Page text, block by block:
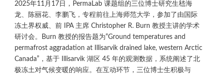
2025年11月17日，PermaLab 课题组的三位博士研究生嵇海
龙、陈丽花、李鹏飞，专程前往上海师范大学，参加了由国际
冻土界权威、前 IPA 主席 Christopher R. Burn 教授主讲的学术
研讨会。Burn 教授的报告题为“Ground temperatures and
permafrost aggradation at Illisarvik drained lake, western Arctic
Canada”，基于 Illisarvik 湖区 45 年的观测数据，系统阐述了北
极冻土对气候变暖的响应。在互动环节，三位博士生积极与